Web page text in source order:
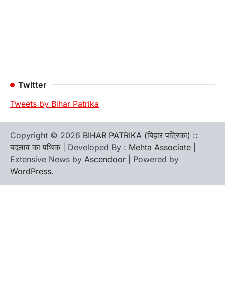
Twitter
Tweets by Bihar Patrika
Copyright © 2026 BIHAR PATRIKA (बिहार पत्रिका) ::
बदलाव का पथिक | Developed By : Mehta Associate
Extensive News by Ascendoor | Powered by
WordPress.